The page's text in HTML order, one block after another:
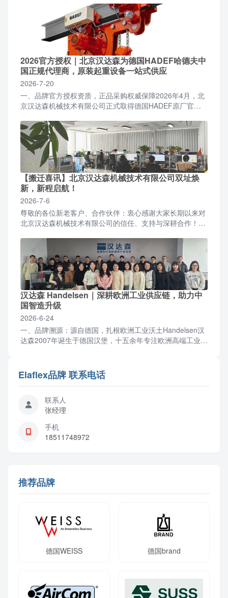
2026官方授权｜北京汉达森为德国HADEF哈德夫中
国正规代理商，原装起重设备一站式供应
2026-7-20
一、品牌官方授权资质，正品采购权威保障2026年4月，北
京汉达森机械技术有限公司正式取得德国HADEF原厂官方
【搬迁喜讯】北京汉达森机械技术有限公司双址焕
新，新程启航！
2026-7-6
尊敬的各位新老客户、合作伙伴：衷心感谢大家长期以来对
北京汉达森机械技术有限公司的信任、支持与深耕合作！伴
境、升...
汉达森 Handelsen｜深耕欧洲工业供应链，助力中
国智造升级
2026-6-24
一、品牌溯源：源自德国，扎根欧洲工业沃土Handelsen汉
达森2007年诞生于德国汉堡，十五余年专注欧洲高端工业零
Elaflex品牌 联系电话
联系人
张经理
手机
18511748972
推荐品牌
德国WEISS 德国brand